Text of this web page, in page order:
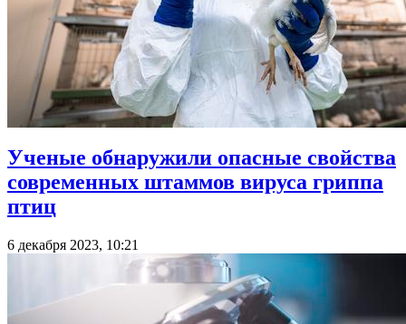
Ученые обнаружили опасные свойства
современных штаммов вируса гриппа
птиц
6 декабря 2023, 10:21